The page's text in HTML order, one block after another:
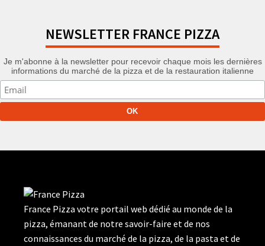
NEWSLETTER FRANCE PIZZA
Je m'abonne à la newsletter pour recevoir chaque mois les dernières
informations du marché de la pizza et de la restauration italienne
France Pizza votre portail web dédié au monde de la
pizza, émanant de notre savoir-faire et de nos
connaissances du marché de la pizza, de la pasta et de